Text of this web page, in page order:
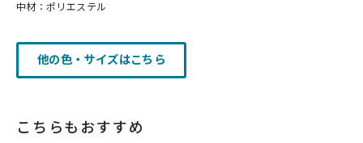
中材：ポリエステル
他の色・サイズはこちら
こちらもおすすめ